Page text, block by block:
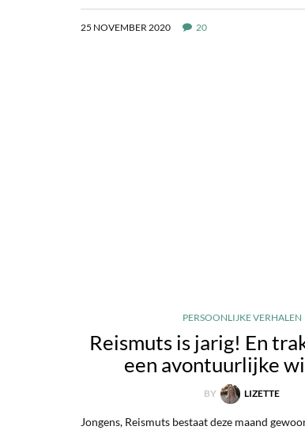
25 NOVEMBER 2020 20
PERSOONLIJKE VERHALEN
Reismuts is jarig! En
een avontuurlijke
BY LIZETTE
Jongens, Reismuts bestaat deze maand